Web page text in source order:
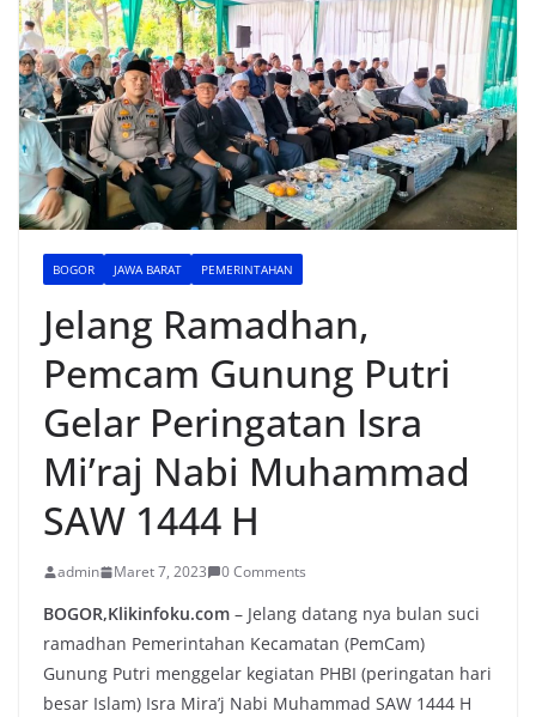
BOGOR JAWA BARAT PEMERINTAHAN
Jelang Ramadhan,
Pemcam Gunung Putri
Gelar Peringatan Isra
Mi’raj Nabi Muhammad
SAW 1444 H
admin Maret 7, 2023 0 Comments
BOGOR,Klikinfoku.com – Jelang datang nya bulan suci
ramadhan Pemerintahan Kecamatan (PemCam)
Gunung Putri menggelar kegiatan PHBI (peringatan hari
besar Islam) Isra Mira’j Nabi Muhammad SAW 1444 H